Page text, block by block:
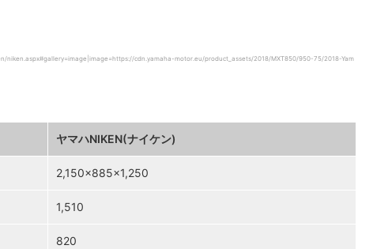
cdn.yamaha-motor.eu/product_assets/2018/MXT850/950-75/2018-Yam
ヤマハNIKEN(ナイケン)
2,150×885×1,250
1,510
820